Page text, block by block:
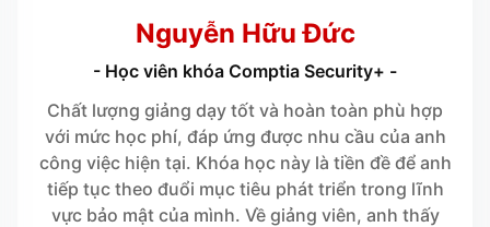
Nguyễn Hữu Đức
- Học viên khóa Comptia Security+ -
Chất lượng giảng dạy tốt và hoàn toàn phù hợp
với mức học phí, đáp ứng được nhu cầu của anh
công việc hiện tại. Khóa học này là tiền đề để anh
tiếp tục theo đuổi mục tiêu phát triển trong lĩnh
vực bảo mật của mình. Về giảng viên, anh thấy